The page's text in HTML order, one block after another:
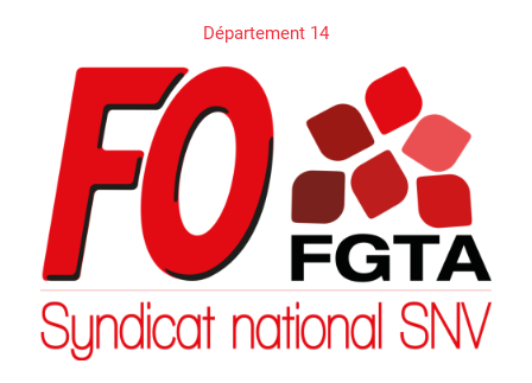
Département 14